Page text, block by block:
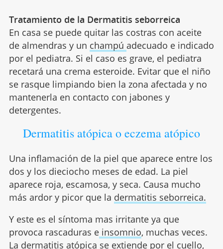
Tratamiento de la Dermatitis seborreica
En casa se puede quitar las costras con aceite
de almendras y un champú adecuado e indicado
por el pediatra. Si el caso es grave, el pediatra
recetará una crema esteroide. Evitar que el niño
se rasque limpiando bien la zona afectada y no
mantenerla en contacto con jabones y
detergentes.
Dermatitis atópica o eczema atópico
Una inflamación de la piel que aparece entre los
dos y los dieciocho meses de edad. La piel
aparece roja, escamosa, y seca. Causa mucho
más ardor y picor que la dermatitis seborreica.
Y este es el síntoma mas irritante ya que
provoca rascaduras einsomnio, muchas veces.
La dermatitis atópica se extiende por el cuello,